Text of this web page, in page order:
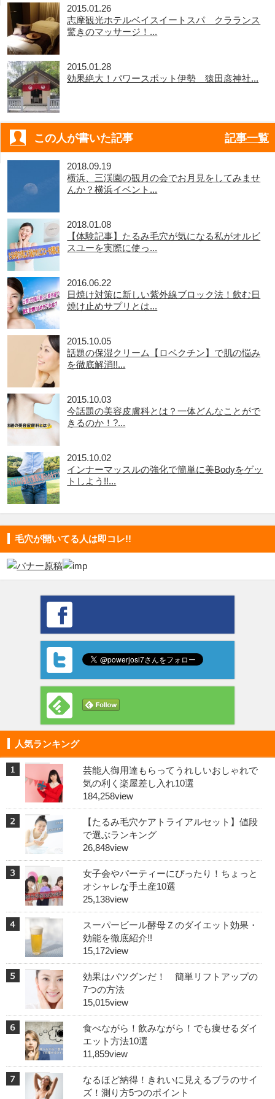
2015.01.26
志摩観光ホテルベイスイートスパ クラランス
驚きのマッサージ！...
2015.01.28
効果絶大！パワースポット伊勢 猿田彦神社...
この人が書いた記事 記事一覧
2018.09.19
横浜、三渓園の観月の会でお月見をしてみませ
んか？横浜イベント...
2018.01.08
【体験記事】たるみ毛穴が気になる私がオルビ
スユーを実際に使っ...
2016.06.22
日焼け対策に新しい紫外線ブロック法！飲む日
焼け止めサプリとは...
2015.10.05
話題の保湿クリーム【ロベクチン】で肌の悩み
を徹底解消!!...
2015.10.03
今話題の美容皮膚科とは？一体どんなことがで
きるのか！?...
2015.10.02
インナーマッスルの強化で簡単に美Bodyをゲッ
トしよう!!...
毛穴が開いてる人は即コレ!!
人気ランキング
芸能人御用達もらってうれしいおしゃれで
気の利く楽屋差し入れ10選
184,258view
【たるみ毛穴ケアトライアルセット】値段
で選ぶランキング
26,848view
女子会やパーティーにぴったり！ちょっと
オシャレな手土産10選
25,138view
スーパービール酵母Ｚのダイエット効果・
効能を徹底紹介!!
15,172view
効果はバツグンだ！ 簡単リフトアップの
7つの方法
15,015view
食べながら！飲みながら！でも痩せるダイ
エット方法10選
11,859view
なるほど納得！きれいに見えるブラのサイ
ズ！測り方5つのポイント